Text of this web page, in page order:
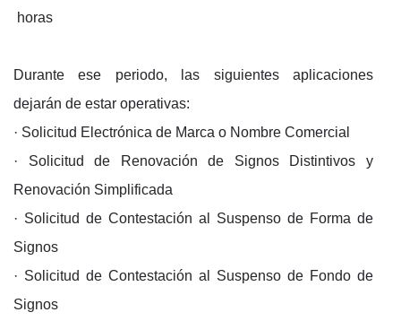
horas
Durante ese periodo, las siguientes aplicaciones
dejarán de estar operativas:
· Solicitud Electrónica de Marca o Nombre Comercial
· Solicitud de Renovación de Signos Distintivos y
Renovación Simplificada
· Solicitud de Contestación al Suspenso de Forma de
Signos
· Solicitud de Contestación al Suspenso de Fondo de
Signos